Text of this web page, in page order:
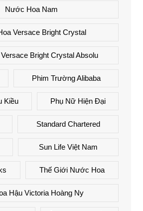
Nước Hoa Nam
Versace Bright Crystal
Bright Crystal Absolu
Phim Trường Alibaba
Kiều Phụ Nữ Hiện Đại
Standard Chartered
Sun Life Việt Nam
Thế Giới Nước Hoa
Hậu Victoria Hoàng Ny